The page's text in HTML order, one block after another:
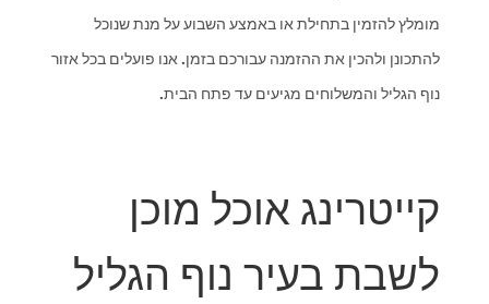
מומלץ להזמין בתחילת או באמצע השבוע על מנת שנוכל
להתכונן ולהכין את ההזמנה עבורכם בזמן. אנו פועלים בכל אזור
נוף הגליל והמשלוחים מגיעים עד פתח הבית.
קייטרינג אוכל מוכן
לשבת בעיר נוף הגליל